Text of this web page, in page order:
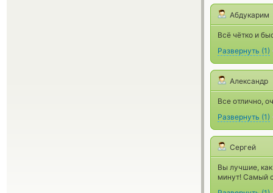
Абдукарим
Всё чётко и
Развернуть (1)
Александр
Все отлично,
Развернуть (1)
Сергей
Вы лучшие,
минут! Самый